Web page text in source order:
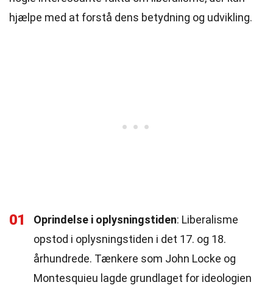
hjælpe med at forstå dens betydning og udvikling.
01 Oprindelse i oplysningstiden: Liberalisme
opstod i oplysningstiden i det 17. og 18.
århundrede. Tænkere som John Locke og
Montesquieu lagde grundlaget for ideologien